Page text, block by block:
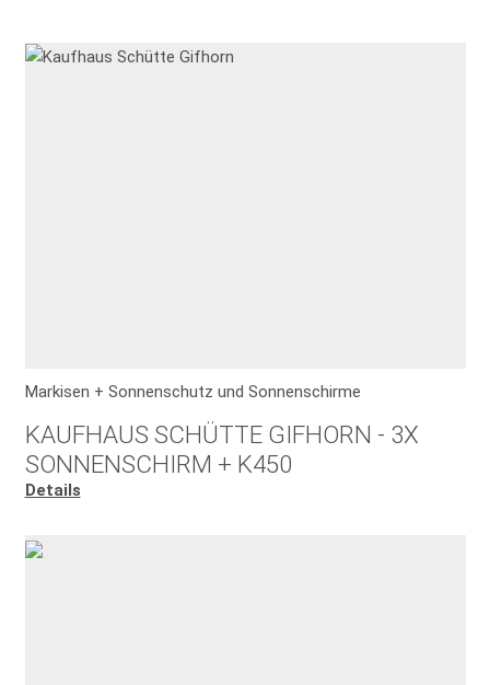
Markisen + Sonnenschutz und Sonnenschirme
KAUFHAUS SCHÜTTE GIFHORN - 3X
SONNENSCHIRM + K450
Details